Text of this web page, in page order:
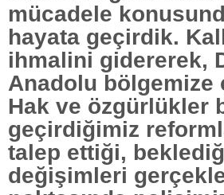
mücadele
hayata geçirdik.
ihmalini gidererek,
Anadolu bölgemize
Hak ve özgürlükler
geçirdiğimiz
talep ettiği,
değişimleri